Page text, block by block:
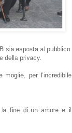
sia esposta al pubblico
della privacy.
per l’incredibile
fine di un amore e il